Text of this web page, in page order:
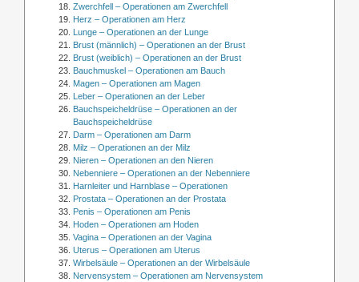
Zwerchfell – Operationen am Zwerchfell
Herz – Operationen am Herz
Lunge – Operationen an der Lunge
Brust (männlich) – Operationen an der Brust
Brust (weiblich) – Operationen an der Brust
Bauchmuskel – Operationen am Bauch
Magen – Operationen am Magen
Leber – Operationen an der Leber
Bauchspeicheldrüse – Operationen an der
Bauchspeicheldrüse
Darm – Operationen am Darm
Milz – Operationen an der Milz
Nieren – Operationen an den Nieren
Nebenniere – Operationen an der Nebenniere
Harnleiter und Harnblase – Operationen
Prostata – Operationen an der Prostata
Penis – Operationen am Penis
Hoden – Operationen am Hoden
Vagina – Operationen an der Vagina
Uterus – Operationen am Uterus
Wirbelsäule – Operationen an der Wirbelsäule
Nervensystem – Operationen am Nervensystem